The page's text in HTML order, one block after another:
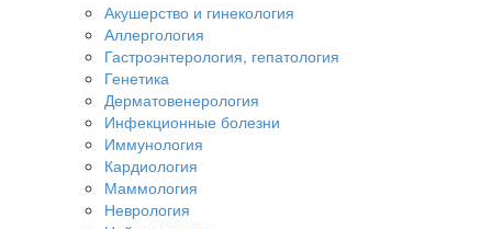
Акушерство и гинекология
Аллергология
Гастроэнтерология, гепатология
Генетика
Дерматовенерология
Инфекционные болезни
Иммунология
Кардиология
Маммология
Неврология